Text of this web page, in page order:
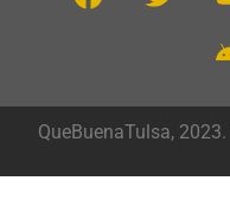
QueBuenaTulsa,